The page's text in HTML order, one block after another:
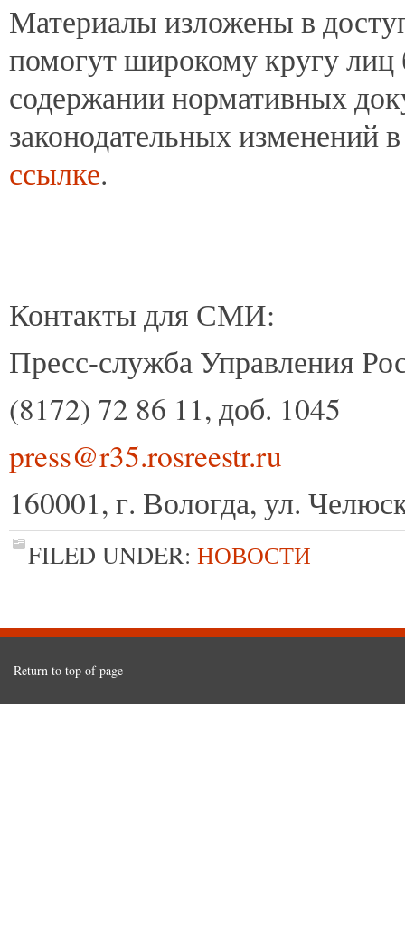
Материалы изложены в
помогут широкому кругу лиц
содержании нормативных
законодательных изменений
ссылке.
Контакты для СМИ:
Пресс-служба Управления
(8172) 72 86 11, доб. 1045
press@r35.rosreestr.ru
160001, г. Вологда, ул.
FILED UNDER: НОВОСТИ
Return to top of page